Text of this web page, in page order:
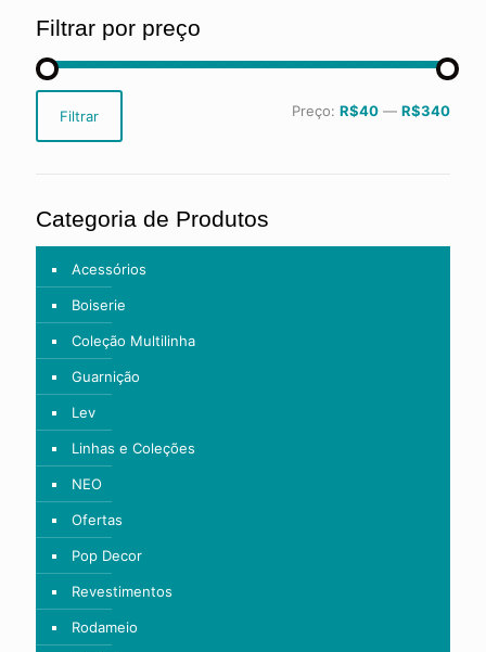
Filtrar por preço
Preço
mínimo
Preço
máximo
Filtrar Preço: R$40 — R$340
Categoria de Produtos
Acessórios
Boiserie
Coleção Multilinha
Guarnição
Lev
Linhas e Coleções
NEO
Ofertas
Pop Decor
Revestimentos
Rodameio